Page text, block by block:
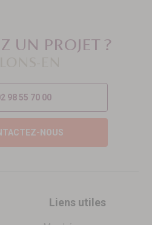
UN PROJET ?
98 55 70 00
NOUS
Liens utiles